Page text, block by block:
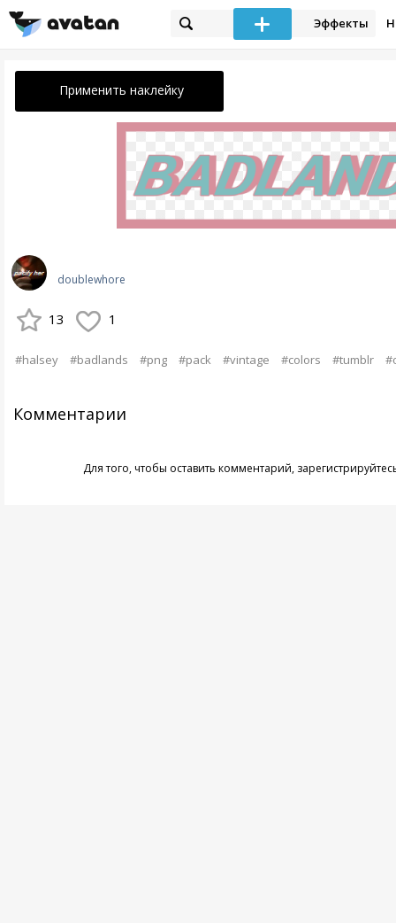
Эффекты
Применить наклейку
doublewhore
13 1
#halsey #badlands #png #pack #vintage #colors #tumblr
Комментарии
Для того, чтобы оставить комментарий,